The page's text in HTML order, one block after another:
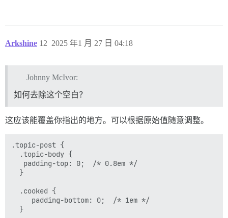
Arkshine 2025 年1 月 27 日 04:18
12
Johnny McIvor:
如何去除这个空白？
这应该能覆盖你指出的地方。可以根据原始值随意调整。
.topic-post {
  .topic-body {
   padding-top: 0;  /* 0.8em */
  }
  .cooked {
     padding-bottom: 0;  /* 1em */
  }